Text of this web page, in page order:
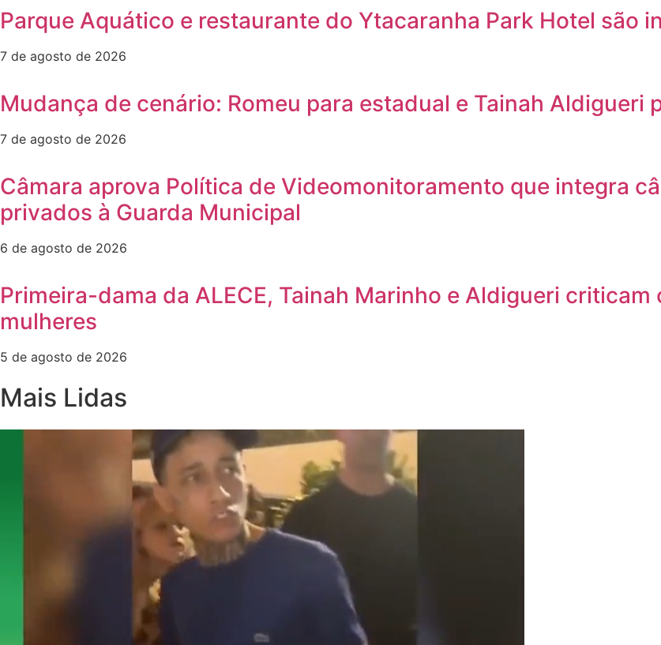
Parque Aquático e restaurante do Ytacaranha Park Hotel são
7 de agosto de 2026
Mudança de cenário: Romeu para estadual e Tainah Aldigueri
7 de agosto de 2026
Câmara aprova Política de Videomonitoramento que integra
privados à Guarda Municipal
6 de agosto de 2026
Primeira-dama da ALECE, Tainah Marinho e Aldigueri
mulheres
5 de agosto de 2026
Mais Lidas